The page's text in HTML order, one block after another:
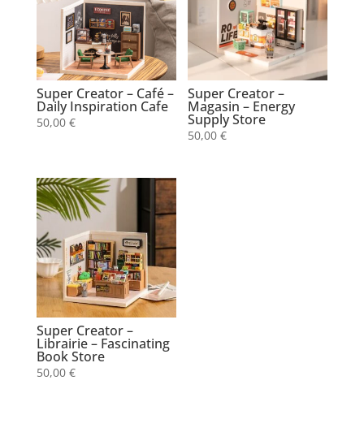
Super Creator – Café –
Daily Inspiration Cafe
50,00 €
Super Creator –
Magasin – Energy
Supply Store
50,00€
Super Creator –
Librairie – Fascinating
Book Store
50,00 €